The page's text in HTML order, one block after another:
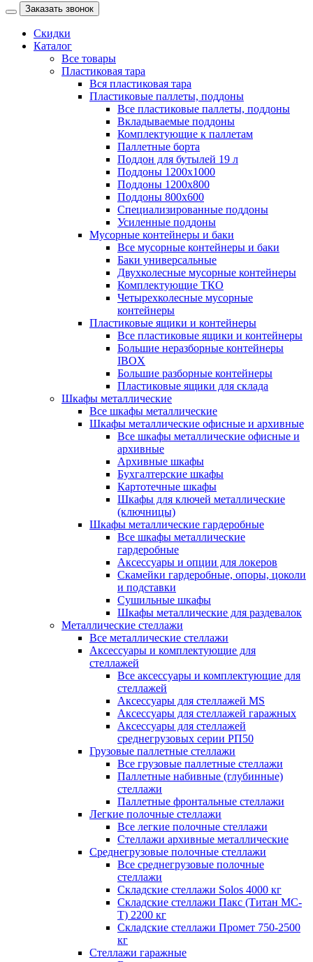
Заказать звонок
Скидки
Каталог
Все товары
Пластиковая тара
Вся пластиковая тара
Пластиковые паллеты, поддоны
Все пластиковые паллеты, поддоны
Вкладываемые поддоны
Комплектующие к паллетам
Паллетные борта
Поддон для бутылей 19 л
Поддоны 1200х1000
Поддоны 1200х800
Поддоны 800х600
Специализированные поддоны
Усиленные поддоны
Мусорные контейнеры и баки
Все мусорные контейнеры и баки
Баки универсальные
Двухколесные мусорные контейнеры
Комплектующие ТКО
Четырехколесные мусорные
контейнеры
Пластиковые ящики и контейнеры
Все пластиковые ящики и контейнеры
Большие неразборные контейнеры
IBOX
Большие разборные контейнеры
Пластиковые ящики для склада
Шкафы металлические
Все шкафы металлические
Шкафы металлические офисные и архивные
Все шкафы металлические офисные и
архивные
Архивные шкафы
Бухгалтерские шкафы
Картотечные шкафы
Шкафы для ключей металлические
(ключницы)
Шкафы металлические гардеробные
Все шкафы металлические
гардеробные
Аксессуары и опции для локеров
Скамейки гардеробные, опоры, цоколи
и подставки
Сушильные шкафы
Шкафы металлические для раздевалок
Металлические стеллажи
Все металлические стеллажи
Аксессуары и комплектующие для
стеллажей
Все аксессуары и комплектующие для
стеллажей
Аксессуары для стеллажей MS
Аксессуары для стеллажей гаражных
Аксессуары для стеллажей
среднегрузовых серии РП50
Грузовые паллетные стеллажи
Все грузовые паллетные стеллажи
Паллетные набивные (глубинные)
стеллажи
Паллетные фронтальные стеллажи
Легкие полочные стеллажи
Все легкие полочные стеллажи
Стеллажи архивные металлические
Среднегрузовые полочные стеллажи
Все среднегрузовые полочные
стеллажи
Складские стеллажи Solos 4000 кг
Складские стеллажи Пакс (Титан МС-
Т) 2200 кг
Складские стеллажи Промет 750-2500
кг
Стеллажи гаражные